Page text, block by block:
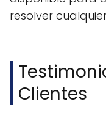
resolver
Clientes